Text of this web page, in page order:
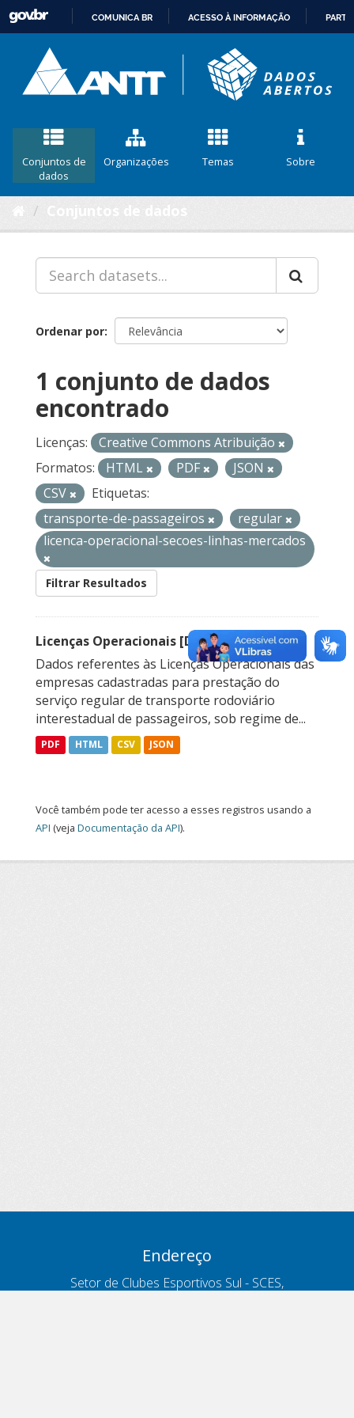
CONTEÚDO
COMUNICA BR ACESSO À INFORMAÇÃO
Conjuntos de
dados
Organizações Temas Sobre
Ordenar por
1 conjunto de dados
encontrado
Licenças:
Creative Commons Atribuição
Formatos:
HTML PDF
JSON
CSV
Etiquetas:
transporte-de-passageiros
regular
licenca-operacional-secoes-linhas-mercados
Filtrar Resultados
Licenças Operacionais [Descontinuado]
Dados referentes às Licenças Operacionais das
empresas cadastradas para prestação do
serviço regular de transporte rodoviário
interestadual de passageiros, sob regime de...
PDF HTML CSV JSON
Você também pode ter acesso a esses registros usando a
API (veja Documentação da API).
Endereço
Setor de Clubes Esportivos Sul - SCES,